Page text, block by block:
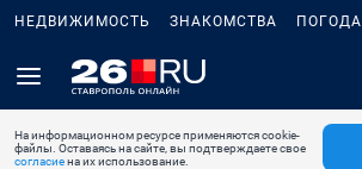
НЕДВИЖИМОСТЬ ЗНАКОМСТВА ПОГОДА
На информационном ресурсе применяются cookie-
файлы. Оставаясь на сайте, вы подтверждаете свое
согласиена их использование.